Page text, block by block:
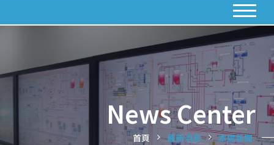
News Center
首頁 最新消息 本處新聞